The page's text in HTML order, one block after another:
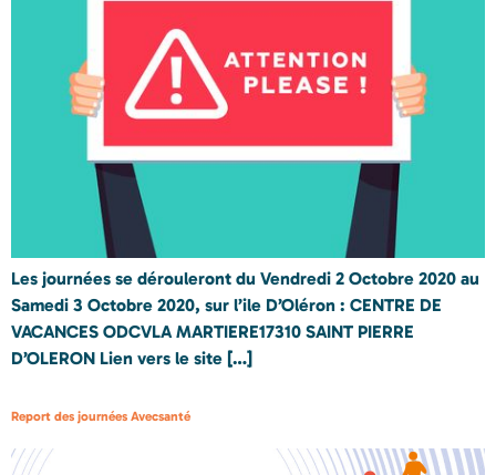
Les journées se dérouleront du Vendredi 2 Octobre 2020 au
Samedi 3 Octobre 2020, sur l’ile D’Oléron : CENTRE DE
VACANCES ODCVLA MARTIERE17310 SAINT PIERRE
D’OLERON Lien vers le site […]
Report des journées Avecsanté